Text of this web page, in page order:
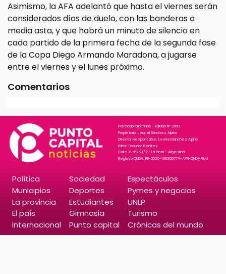
Asimismo, la AFA adelantó que hasta el viernes serán
considerados días de duelo, con las banderas a
media asta, y que habrá un minuto de silencio en
cada partido de la primera fecha de la segunda fase
de la Copa Diego Armando Maradona, a jugarse
entre el viernes y el lunes próximo.
Comentarios
Puntocapitalnoticias - Edición N° 2269
Propietario: Leonel Sánchez Alpino
Director Responsable: Leonel Sánchez Alpino
Editor: Facundo Benitez
Calle 71 N°25 1/2 - La Plata - Argentina
Registro DNDA: RE-2025-106356774-APN-DNDA#MJ
Política
Municipios
La provincia
El país
Internacional
Sociedad
Deportes
Estudiantes
Gimnasia
Punto capital
Espectáculos
Pymes y negocios
UNLP
Turismo
Crónicas del mundo